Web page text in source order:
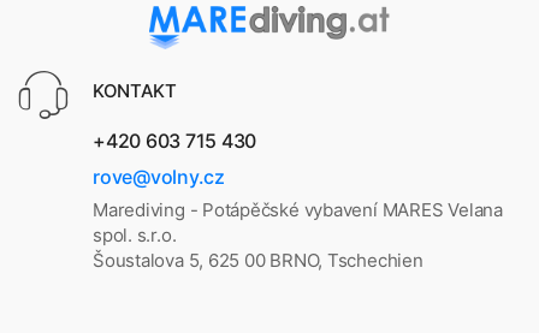
KONTAKT
+420 603 715 430
rove@volny.cz
Marediving - Potápěčské vybavení MARES Velana
spol. s.r.o.
Šoustalova 5, 625 00 BRNO, Tschechien